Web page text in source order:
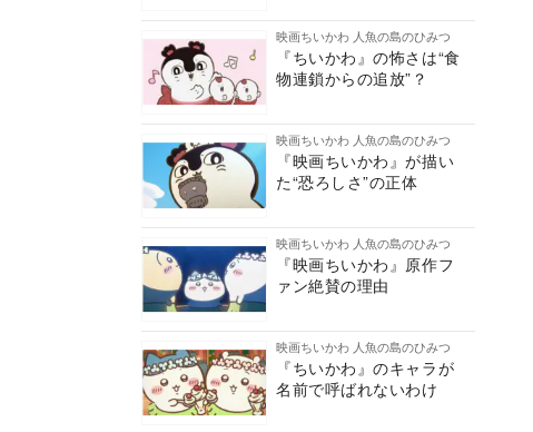
映画ちいかわ 人魚の島のひみつ
『ちいかわ』の怖さは“食
物連鎖からの追放”？
映画ちいかわ 人魚の島のひみつ
『映画ちいかわ』が描い
た“恐ろしさ”の正体
映画ちいかわ 人魚の島のひみつ
『映画ちいかわ』原作フ
ァン絶賛の理由
映画ちいかわ 人魚の島のひみつ
『ちいかわ』のキャラが
名前で呼ばれないわけ